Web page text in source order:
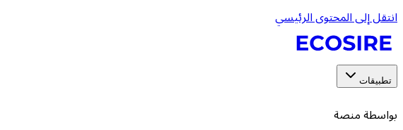
انتقل إلى المحتوى الرئيسي
تطبيقات
بواسطة منصة